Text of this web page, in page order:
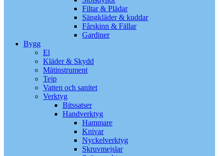
Filtar & Plädar
Sängkläder & kuddar
Fårskinn & Fällar
Gardiner
Bygg
El
Kläder & Skydd
Mätinstrument
Tejp
Vatten och sanitet
Verktyg
Bitssatser
Handverktyg
Hammare
Knivar
Nyckelverktyg
Skruvmejslar